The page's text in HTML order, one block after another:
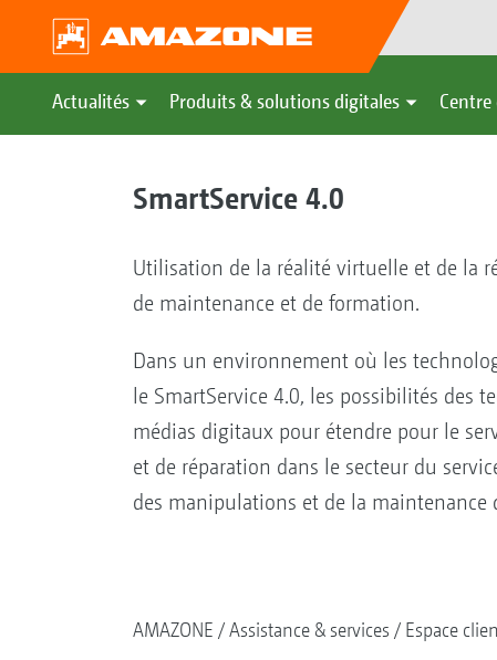
Actualités Produits & solutions digitales Centre
SmartService 4.0
Utilisation de la réalité virtuelle et de la
de maintenance et de formation.
Dans un environnement où les
le SmartService 4.0, les possibilités des
médias digitaux pour étendre pour le
et de réparation dans le secteur du
des manipulations et de la maintenance
AMAZONE Assistance & services Espace